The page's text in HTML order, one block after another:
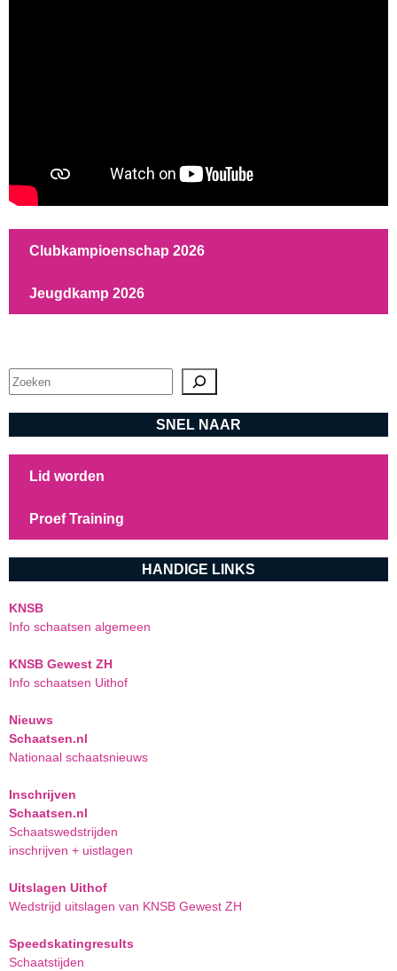
Clubkampioenschap 2026
Jeugdkamp 2026
Zoeken
SNEL NAAR
Lid worden
Proef Training
HANDIGE LINKS
KNSB
Info schaatsen algemeen
KNSB Gewest ZH
Info schaatsen Uithof
Nieuws
Schaatsen.nl
Nationaal schaatsnieuws
Inschrijven
Schaatsen.nl
Schaatswedstrijden
inschrijven + uistlagen
Uitslagen Uithof
Wedstrijd uitslagen van KNSB Gewest ZH
Speedskatingresults
Schaatstijden